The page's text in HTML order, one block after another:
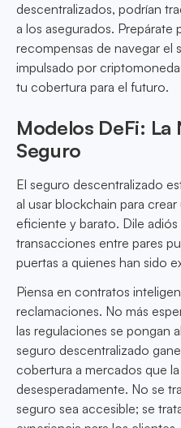
descentralizados, podrían
a los asegurados. Prepárate
recompensas de navegar el
impulsado por
tu cobertura para el futuro.
Modelos DeFi: La
Seguro
El seguro descentralizado
al usar blockchain para
eficiente y barato. Dile adiós
transacciones entre pares
puertas a quienes han sido
Piensa en contratos
reclamaciones. No más
las regulaciones se pongan
seguro descentralizado
cobertura a mercados que
desesperadamente. No se
seguro sea accesible; se